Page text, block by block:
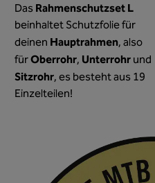
DasRahmenschutzset L
beinhaltet Schutzfolie für
deinen Hauptrahmen, also
fürOberrohr, Unterrohrund
Sitzrohr, es besteht aus 19
Einzelteilen!